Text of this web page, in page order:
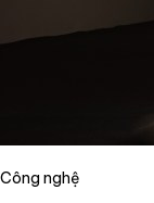
Công nghệ